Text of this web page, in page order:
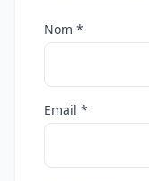
Nom *
Email *